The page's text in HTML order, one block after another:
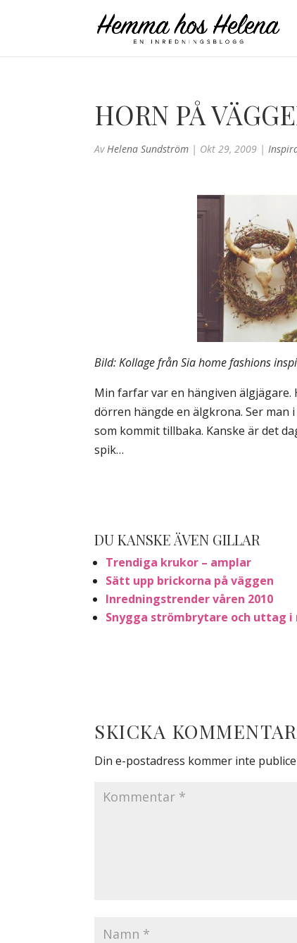
HORN PÅ
AvHelena Sundström | Okt 29, 2009 |
Bild: Kollage från Sia home fashions
Min farfar var en hängiven älgjägare.
dörren hängde en älgkrona. Ser
som kommit tillbaka. Kanske är det
spik…
DU KANSKE ÄVEN GILLAR
Trendiga krukor – amplar
Sätt upp brickorna på väggen
Inredningstrender våren 2010
Snygga strömbrytare och uttag
SKICKA KOMMENTAR
Din e-postadress kommer inte